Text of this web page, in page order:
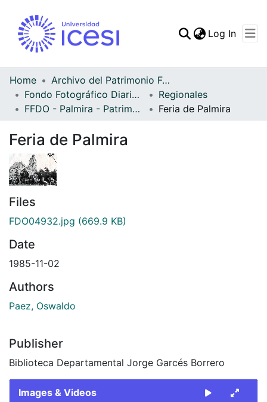
Statistics
Log In
Home
Archivo del Patrimonio Fotográfico y Fílmico del Valle del Cauca
Fondo Fotográfico Diario Occidente
Regionales
FFDO - Palmira - Patrimonial
Feria de Palmira
Feria de Palmira
Files
FDO04932.jpg (669.9 KB)
Date
1985-11-02
Authors
Paez, Oswaldo
Publisher
Biblioteca Departamental Jorge Garcés Borrero
Images & Videos